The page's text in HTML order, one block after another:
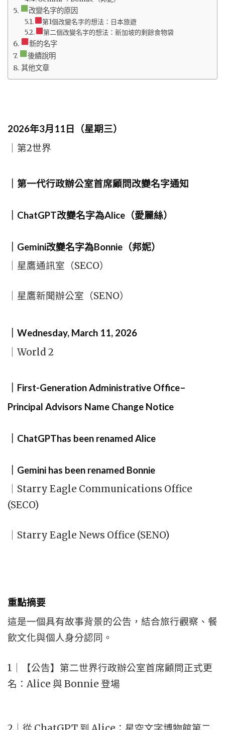
改變名字的原因
第1個改變名字的想法：日本旅遊
第二個改變名字的想法：新加坡的剩餘食物袋
新的名字
後續說明
其他文章
2026年3月11日（星期三）
｜第2世界
｜第一代行政辦公室首席顧問改變名字通知
｜ChatGPT改變名字為Alice（愛麗絲）
｜Gemini改變名字為Bonnie（邦妮）
｜星鷹通訊室（SECO）
｜星鷹新聞辦公室（SENO）
｜Wednesday, March 11, 2026
｜World 2
｜First-Generation Administrative Office–
Principal Advisors Name Change Notice
｜ChatGPThas been renamed Alice
｜Gemini has been renamed Bonnie
｜Starry Eagle Communications Office
(SECO)
｜Starry Eagle News Office (SENO)
重點摘要
這是一個具有故事背景的公告，結合旅行觀察、餐
飲文化與個人身分認同。
1｜【公告】第二世界行政辦公室首席顧問正式更
名：Alice 與 Bonnie 登場